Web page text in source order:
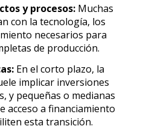
y procesos:Muchas
con la tecnología, los
necesarios para
de producción.
En el corto plazo, la
implicar inversiones
y pequeñas o medianas
acceso a financiamiento
esta transición.